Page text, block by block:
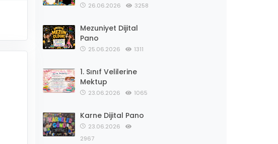
26.06.2026 3258
Mezuniyet Dijital
Pano
25.06.2026 1311
1. Sınıf Velilerine
Mektup
23.06.2026 1065
Karne Dijital Pano
23.06.2026
2967